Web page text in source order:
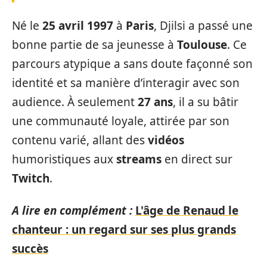
Né le 25 avril 1997 à Paris, Djilsi a passé une
bonne partie de sa jeunesse à Toulouse. Ce
parcours atypique a sans doute façonné son
identité et sa manière d’interagir avec son
audience. À seulement27 ans, il a su bâtir
une communauté loyale, attirée par son
contenu varié, allant desvidéos
humoristiques auxstreams en direct sur
Twitch.
A lire en complément : L'âge de Renaud le
chanteur : un regard sur ses plus grands
succès